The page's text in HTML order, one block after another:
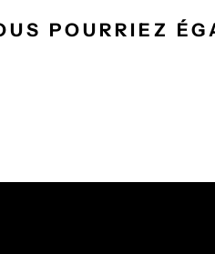
POURRIEZ